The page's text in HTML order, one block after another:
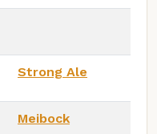
Strong Ale
Meibock